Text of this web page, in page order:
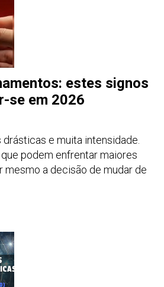
estes signos
se em 2026
e muita intensidade.
podem enfrentar maiores
mesmo a decisão de mudar de